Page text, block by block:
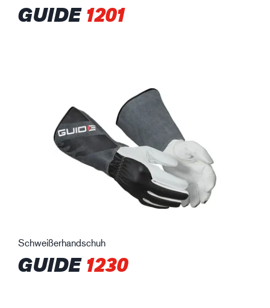
GUIDE1201
Schweißerhandschuh
GUIDE1230